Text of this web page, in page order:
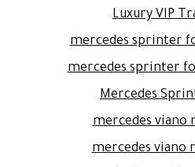
Luxury VIP
mercedes sprinter
mercedes sprinter
Mercedes
mercedes viano
mercedes viano